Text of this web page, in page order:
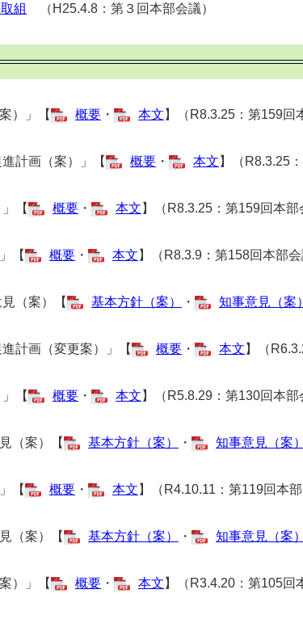
組 （H25.4.8：第３回本部会議）
）」【 概要 ・ 本文 】（R8.3.25：第159回
計画（案）」【 概要 ・ 本文 】（R8.3.25
【 概要 ・ 本文 】（R8.3.25：第159回本部
【 概要 ・ 本文 】（R8.3.9：第158回本部会
（案）【 基本方針（案） ・ 知事意見（案）
計画（変更案）」【 概要 ・ 本文 】（
【 概要 ・ 本文 】（R5.8.29：第130回本部
（案）【 基本方針（案） ・ 知事意見（案）
【 概要 ・ 本文 】（R4.10.11：第119回本部
（案）【 基本方針（案） ・ 知事意見（案）
）」【 概要 ・ 本文 】（R3.4.20：第105回